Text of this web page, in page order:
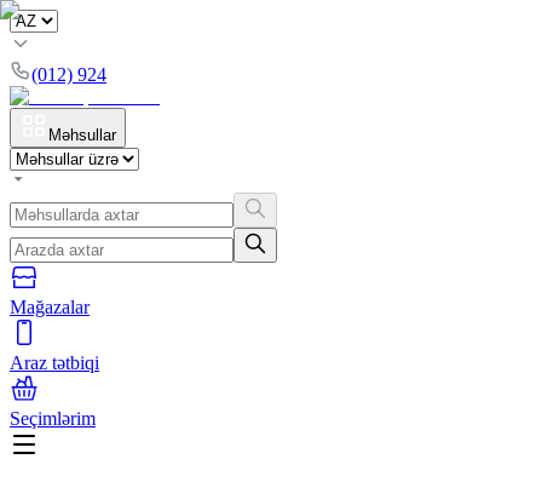
(012) 924
Məhsullar
Mağazalar
Araz tətbiqi
Seçimlərim